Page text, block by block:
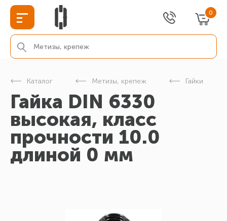
0
Каталог Метизы, крепеж Гайки
Гайка DIN 6330
высокая, класс
прочности 10.0
длиной 0 мм